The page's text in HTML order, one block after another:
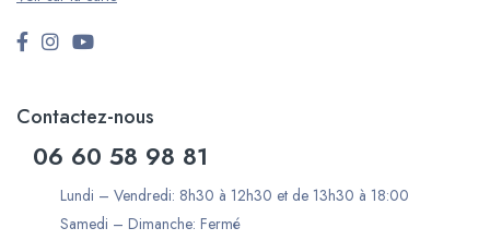
Contactez-nous
06 60 58 98 81
Lundi – Vendredi: 8h30 à 12h30 et de 13h30 à 18:00
Samedi – Dimanche: Fermé